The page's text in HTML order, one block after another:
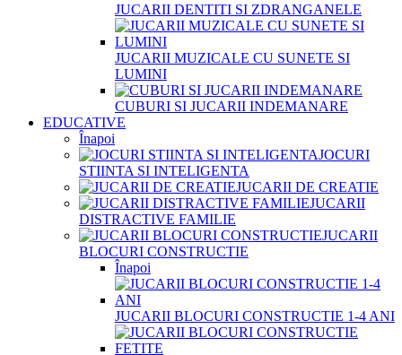
JUCARII DENTITI SI ZDRANGANELE
JUCARII MUZICALE CU SUNETE SI
LUMINI
CUBURI SI JUCARII INDEMANARE
EDUCATIVE
Înapoi
JOCURI
STIINTA SI INTELIGENTA
JUCARII DE CREATIE
JUCARII
DISTRACTIVE FAMILIE
JUCARII
BLOCURI CONSTRUCTIE
Înapoi
JUCARII BLOCURI CONSTRUCTIE 1-4 ANI